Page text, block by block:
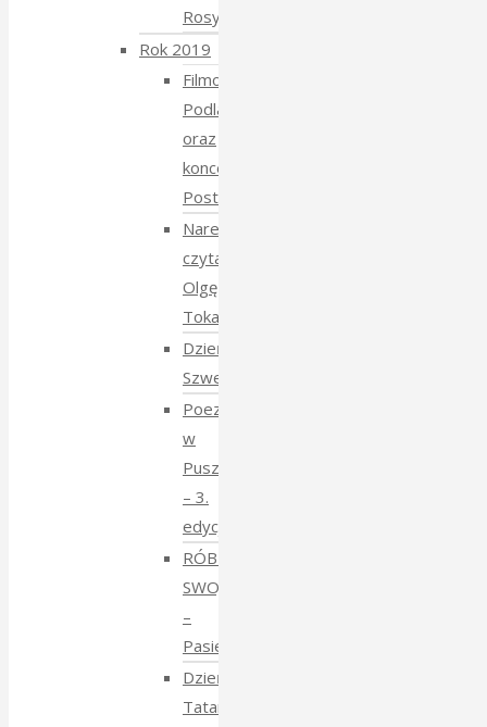
Rosyjski
Rok 2019
Filmowe
Podlasie
oraz
koncert
Postmana
Narewka
czyta
Olgę
Tokarczuk
Dzień
Szwedzki
Poezja
w
Puszczy
– 3.
edycja
RÓBMY
SWOJE
–
Pasieki
Dzień
Tatarski